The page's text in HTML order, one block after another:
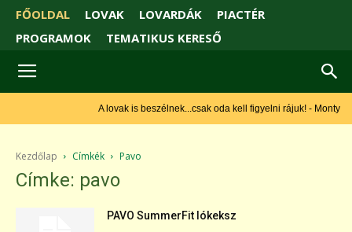
FŐOLDAL LOVAK LOVARDÁK
PIACTÉR
PROGRAMOK
TEMATIKUS KERESŐ
A lovak is beszélnek...csak oda kell figyelni rájuk! - Monty
Kezdőlap Címkék Pavo
Címke: pavo
PAVO SummerFit lókeksz